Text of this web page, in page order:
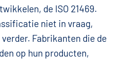
de ISO 21469.
niet in vraag,
Fabrikanten die de
op hun producten,